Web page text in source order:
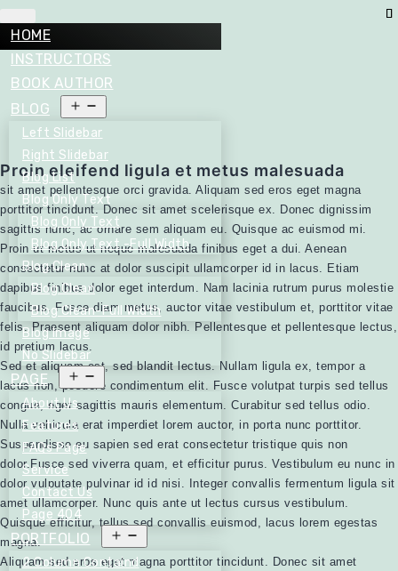
HOME
INSTRUCTORS
BOOK AUTHOR
BLOG
menu
Left Slidebar
Right Slidebar
Blog List
Blog Only Text
Blog Only Text
Blog Only Text -Full Width
Blog Clean
Blog Clean
Blog Clean-Full Width
Blog Image
No Slidebar
PAGE
Open
menu
About Us
Features
FAQs Page
Service
Contact Us
Page 404
PORTFOLIO
menu
2 Column Containd
Proin eleifend ligula et metus malesuada
sit amet pellentesque orci gravida. Aliquam sed eros eget magna
porttitor tincidunt. Donec sit amet scelerisque ex. Donec dignissim
sagittis nunc, ac ornare sem aliquam eu. Quisque ac euismod mi.
Proin ut metus ut neque malesuada finibus eget a dui. Aenean
consectetur nunc at dolor suscipit ullamcorper id in lacus. Etiam
dapibus finibus dolor eget interdum. Nam lacinia rutrum purus molestie
faucibus. Fusce diam metus, auctor vitae vestibulum et, porttitor vitae
felis. Praesent aliquam dolor nibh. Pellentesque et pellentesque lectus,
id pretium lacus.
Sed et aliquam est, sed blandit lectus. Nullam ligula ex, tempor a
lacus non, posuere condimentum elit. Fusce volutpat turpis sed tellus
congue, eget sagittis mauris elementum. Curabitur sed tellus odio.
Nulla vehicula erat imperdiet lorem auctor, in porta nunc porttitor.
Suspendisse eu sapien sed erat consectetur tristique quis non
dolor.Fusce sed viverra quam, et efficitur purus. Vestibulum eu nunc in
dolor vulputate pulvinar id id nisi. Integer convallis fermentum ligula sit
amet ullamcorper. Nunc quis ante ut lectus cursus vestibulum.
Quisque efficitur, tellus sed convallis euismod, lacus lorem egestas
magna.
Aliquam sed eros eget magna porttitor tincidunt. Donec sit amet